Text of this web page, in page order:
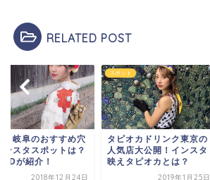
RELATED POST
と岐阜のおすすめ穴
ンスタスポットは？
JDが紹介！
2018年12月24日
スポット
タピオカドリンク東京の
人気店大公開！インスタ
映えタピオカとは？
2019年1月25日